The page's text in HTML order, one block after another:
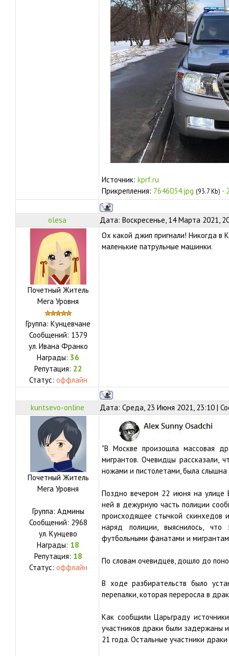
Источник: kprf.ru
Прикрепления: 7646034.jpg (93.7 Kb) ·
olesa Дата: Воскресенье, 14 Марта 2021,
Почетный Житель
Мега Уровня
Группа: Кунцевчане
Сообщений: 1379
ул. Ивана Франко
Награды: 36
Репутация: 22
Статус: оффлайн
Ох какой джип пригнали! Никогда в
маленькие патрульные машинки.
kuntsevo-online Дата: Среда, 23 Июня 2021, 23:10 |
Почетный Житель
Мега Уровня
Группа: Админы
Сообщений: 2968
ул. Кунцево
Награды: 18
Репутация: 18
Статус: оффлайн
"В Москве произошла массовая
мигрантов. Очевидцы рассказали,
ножами и пистолетами, была слышна
Поздно вечером 22 июня на улице
ней в дежурную часть полиции
происходящее стычкой скинхедов
наряд полиции, выяснилось,
футбольными фанатами и
По словам очевидцев, дошло до
В ходе разбирательств было
перепалки, которая переросла в
Как сообщили Царьграду
участников драки были задержаны
21 года. Остальные участники